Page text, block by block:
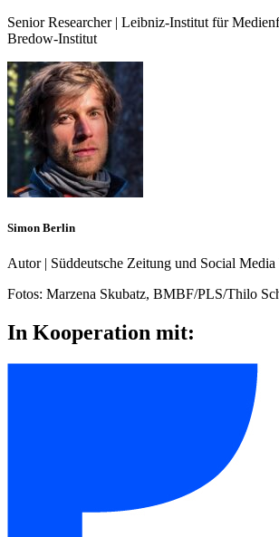
Senior Researcher | Leibniz-Institut für
Bredow-Institut
Simon Berlin
Autor | Süddeutsche Zeitung und Social
Fotos: Marzena Skubatz, BMBF/PLS/Thilo
In Kooperation mit: